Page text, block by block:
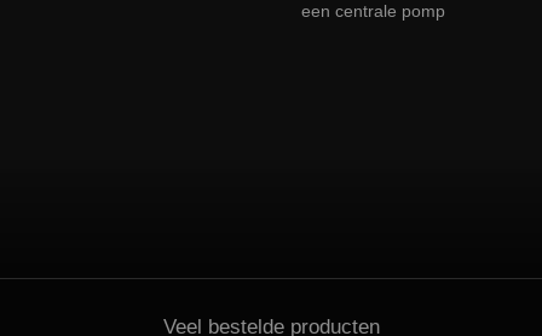
een centrale pomp
Veel bestelde producten